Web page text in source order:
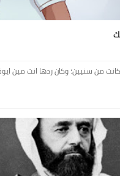
من سنيين؛ وكان ردها انت مين